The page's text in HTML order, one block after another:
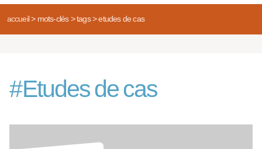
accueil> mots-clés> tags> etudes de cas
#Etudes de cas